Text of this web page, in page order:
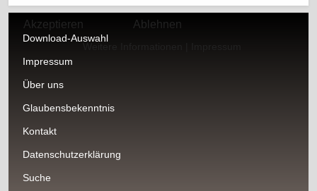
Download-Auswahl
Impressum
Über uns
Glaubensbekenntnis
Kontakt
Datenschutzerklärung
Suche
Akzeptieren Ablehnen